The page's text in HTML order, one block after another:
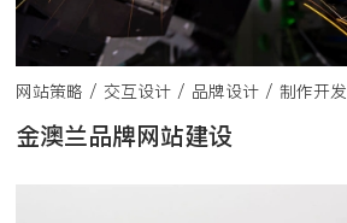
网站策略 / 交互设计 / 品牌设计 / 制作开
金澳兰品牌网站建设